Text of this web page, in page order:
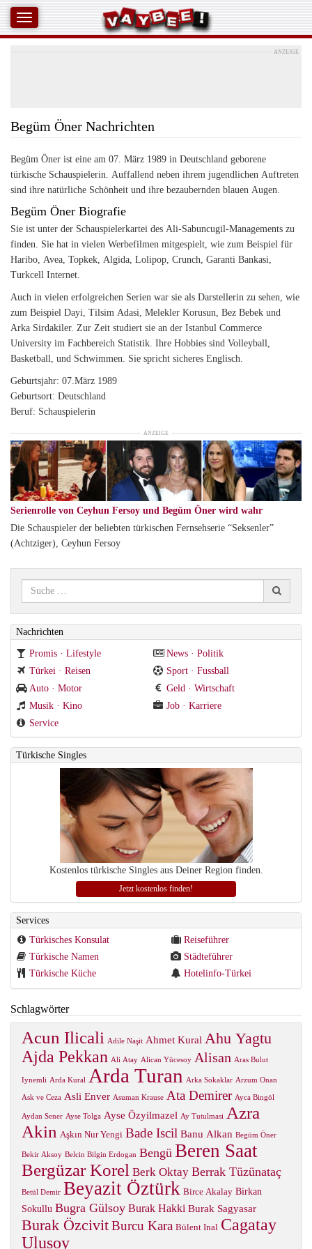
ANZEIGE
Begüm Öner Nachrichten
Begüm Öner ist eine am 07. März 1989 in Deutschland geborene
türkische Schauspielerin. Auffallend neben ihrem jugendlichen Auftreten
sind ihre natürliche Schönheit und ihre bezaubernden blauen Augen.
Begüm Öner Biografie
Sie ist unter der Schauspielerkartei des Ali-Sabuncugil-Managements zu
finden. Sie hat in vielen Werbefilmen mitgespielt, wie zum Beispiel für
Haribo, Avea, Topkek, Algida, Lolipop, Crunch, Garanti Bankasi,
Turkcell Internet.
Auch in vielen erfolgreichen Serien war sie als Darstellerin zu sehen, wie
zum Beispiel Dayi, Tilsim Adasi, Melekler Korusun, Bez Bebek und
Arka Sirdakiler. Zur Zeit studiert sie an der Istanbul Commerce
University im Fachbereich Statistik. Ihre Hobbies sind Volleyball,
Basketball, und Schwimmen. Sie spricht sicheres Englisch.
Geburtsjahr: 07.März 1989
Geburtsort: Deutschland
Beruf: Schauspielerin
ANZEIGE
Serienrolle von Ceyhun Fersoy und Begüm Öner wird wahr
Die Schauspieler der beliebten türkischen Fernsehserie “Seksenler”
(Achtziger), Ceyhun Fersoy
Nachrichten
Promis · Lifestyle
News · Politik
Türkei · Reisen
Sport · Fussball
Auto · Motor
Geld · Wirtschaft
Musik · Kino
Job · Karriere
Service
Türkische Singles
Kostenlos türkische Singles aus Deiner Region finden.
Jetzt kostenlos finden!
Services
Türkisches Konsulat
Reiseführer
Türkische Namen
Städteführer
Türkische Küche
Hotelinfo-Türkei
Schlagwörter
Acun Ilicali Adile Naşit Ahmet Kural Ahu Yagtu
Ajda Pekkan Ali Atay Alican Yücesoy Alisan Aras Bulut
Iynemli Arda Kural Arda Turan Arka Sokaklar Arzum Onan
Ask ve Ceza Asli Enver Asuman Krause Ata Demirer Ayca Bingöl
Aydan Sener Ayse Tolga Ayse Özyilmazel Ay Tutulmasi
Azra
Akin Aşkın Nur Yengi Bade Iscil Banu Alkan Begüm Öner
Bekir Aksoy Belcin Bilgin Erdogan Bengü Beren Saat
Bergüzar Korel Berk Oktay Berrak Tüzünataç
Betül Demir Beyazit Öztürk Birce Akalay Birkan
Sokullu Bugra Gülsoy Burak Hakki Burak Sagyasar
Burak ÖzcivitBurcu Kara Bülent Inal Cagatay
Ulusoy